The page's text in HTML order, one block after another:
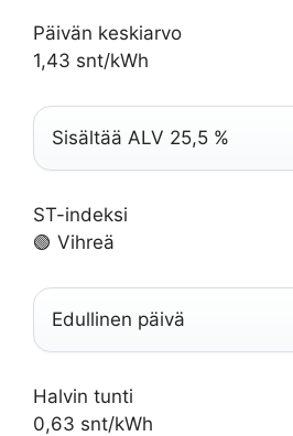
Päivän keskiarvo
1,43 snt/kWh
Sisältää ALV 25,5 %
ST-indeksi
🟢 Vihreä
Edullinen päivä
Halvin tunti
0,63 snt/kWh